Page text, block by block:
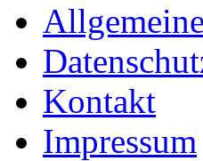
Kontakt
Impressum